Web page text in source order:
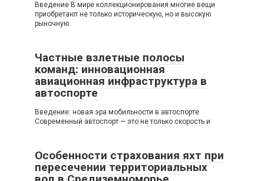
Введение В мире коллекционирования многие вещи
приобретают не только историческую, но и высокую
рыночную
Частные взлетные полосы
команд: инновационная
авиационная инфраструктура в
автоспорте
Введение: новая эра мобильности в автоспорте
Современный автоспорт — это не только скорость и
Особенности страхования яхт при
пересечении территориальных